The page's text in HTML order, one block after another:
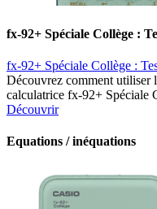
fx-92+ Spéciale Collège :
fx-92+ Spéciale Collège :
Découvrez comment utiliser
calculatrice fx-92+ Spéciale
Découvrir
Equations / inéquations